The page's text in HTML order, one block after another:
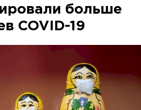
больше
COVID-19